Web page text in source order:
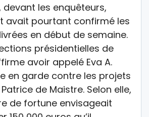
devant les enquêteurs,
avait pourtant confirmé les
en début de semaine.
présidentielles de
avoir appelé Eva A.
en garde contre les projets
de Maistre. Selon elle,
de fortune envisageait